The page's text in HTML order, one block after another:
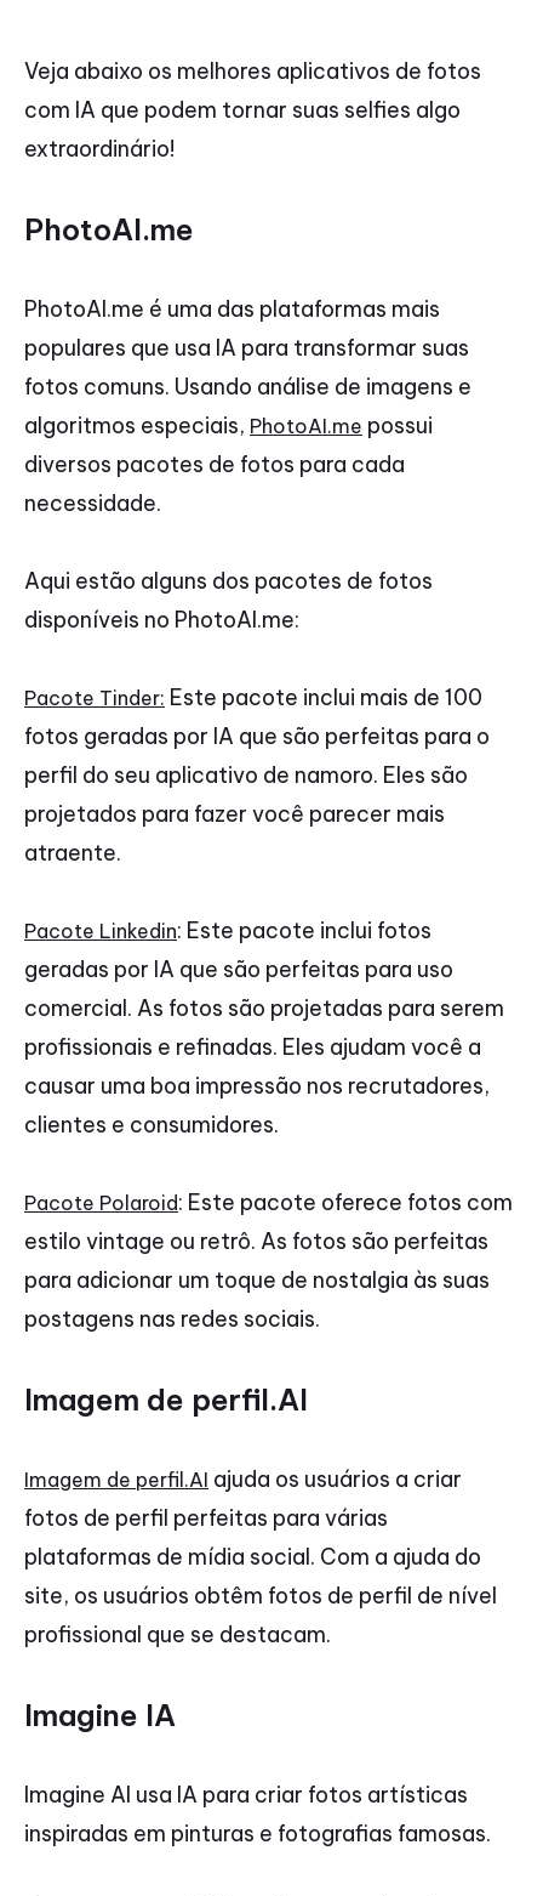
Veja abaixo os melhores aplicativos de fotos
com IA que podem tornar suas selfies algo
extraordinário!
PhotoAI.me
PhotoAI.me é uma das plataformas mais
populares que usa IA para transformar suas
fotos comuns. Usando análise de imagens e
algoritmos especiais, PhotoAI.me possui
diversos pacotes de fotos para cada
necessidade.
Aqui estão alguns dos pacotes de fotos
disponíveis no PhotoAI.me:
Pacote Tinder: Este pacote inclui mais de 100
fotos geradas por IA que são perfeitas para o
perfil do seu aplicativo de namoro. Eles são
projetados para fazer você parecer mais
atraente.
Pacote Linkedin: Este pacote inclui fotos
geradas por IA que são perfeitas para uso
comercial. As fotos são projetadas para serem
profissionais e refinadas. Eles ajudam você a
causar uma boa impressão nos recrutadores,
clientes e consumidores.
Pacote Polaroid: Este pacote oferece fotos com
estilo vintage ou retrô. As fotos são perfeitas
para adicionar um toque de nostalgia às suas
postagens nas redes sociais.
Imagem de perfil.AI
Imagem de perfil.AI ajuda os usuários a criar
fotos de perfil perfeitas para várias
plataformas de mídia social. Com a ajuda do
site, os usuários obtêm fotos de perfil de nível
profissional que se destacam.
Imagine IA
Imagine AI usa IA para criar fotos artísticas
inspiradas em pinturas e fotografias famosas.